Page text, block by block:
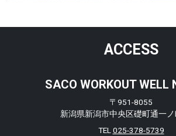
ACCESS
SACO WORKOUT WELL
〒951-8055
新潟県新潟市中央区礎町通一
TEL025-378-5739